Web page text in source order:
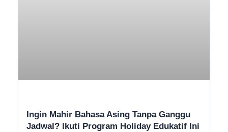
Ingin Mahir Bahasa Asing Tanpa Ganggu
Jadwal? Ikuti Program Holiday Edukatif Ini